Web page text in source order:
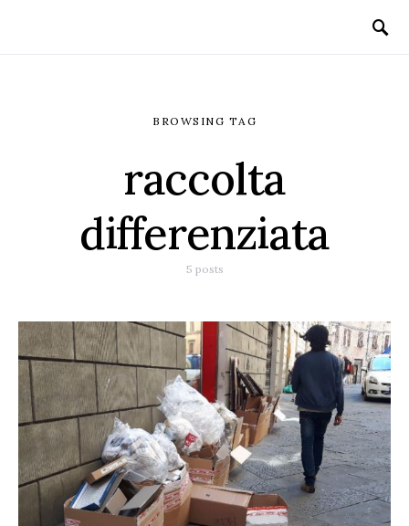
BROWSING TAG
raccolta
differenziata
5 posts